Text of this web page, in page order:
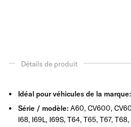
Détails de produit
Idéal pour véhicules de la marque:
Série / modèle: A60, CV600,
I68, I69L, I69S, T64, T65, T67,